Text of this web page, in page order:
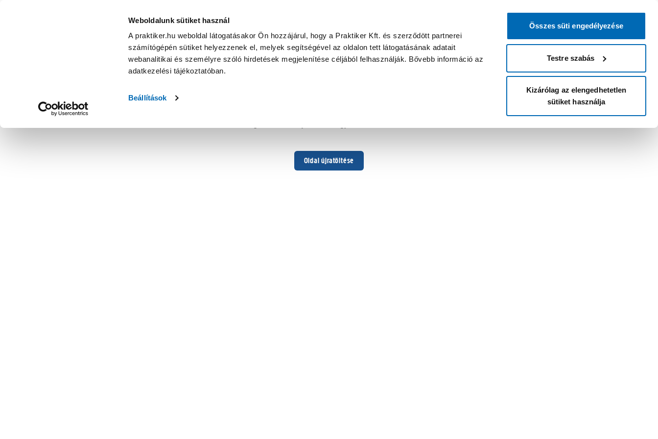
Weboldalunk sütiket használ
A praktiker.hu weboldal látogatásakor Ön hozzájárul, hogy a Praktiker Kft. és szerződött partnerei
számítógépén sütiket helyezzenek el, melyek segítségével az oldalon tett látogatásának adatait
webanalitikai és személyre szóló hirdetések megjelenítése céljából felhasználják. Bővebb információ az
adatkezelési tájékoztatóban.
Beállítások
Összes süti engedélyezése
Testre szabás
Kizárólag az elengedhetetlen
sütiket használja
Oldal újratöltése